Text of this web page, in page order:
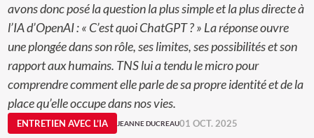
avons donc posé la question la plus simple et la plus directe à
l’IA d’OpenAI : « C’est quoi ChatGPT ? » La réponse ouvre
une plongée dans son rôle, ses limites, ses possibilités et son
rapport aux humains. TNS lui a tendu le micro pour
comprendre comment elle parle de sa propre identité et de la
place qu’elle occupe dans nos vies.
ENTRETIEN AVEC L’IA JEANNE DUCREAU01 OCT. 2025